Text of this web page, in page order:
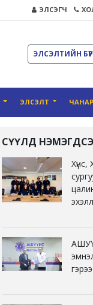
ЭЛСЭГЧ
ЭЛСЭЛТИЙН
ЭЛСЭЛТ
СҮҮЛД